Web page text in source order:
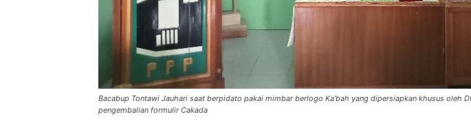
Bacabup Tontawi Jauhari saat berpidato pakai mimbar berlogo Ka’bah yang dipersiapkan khusus oleh
pengembalian formulir Cakada